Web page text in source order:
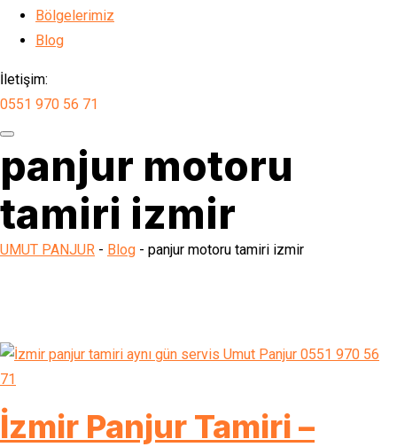
Bölgelerimiz
Blog
İletişim:
0551 970 56 71
panjur motoru
tamiri izmir
UMUT PANJUR - Blog - panjur motoru tamiri izmir
İzmir Panjur Tamiri –